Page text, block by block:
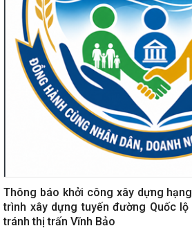
Thông báo khởi công xây dựng
trình xây dựng tuyến đường Quốc
tránh thị trấn Vĩnh Bảo